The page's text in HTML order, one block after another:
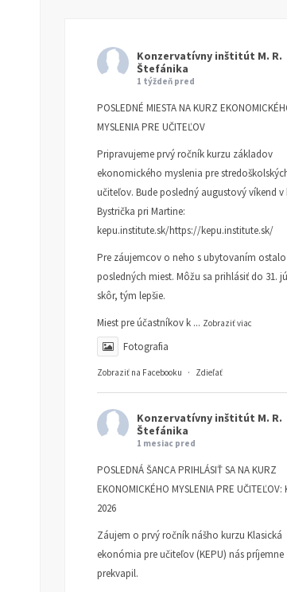
Konzervatívny inštitút M. R.
Štefánika
1 týždeň pred
POSLEDNÉ MIESTA NA KURZ
MYSLENIA PRE UČITEĽOV
Pripravujeme prvý ročník kurzu základov
ekonomického myslenia pre
učiteľov. Bude posledný augustový víkend v
Bystrička pri Martine:
kepu.institute.sk/https://kepu.institute.sk/
Pre záujemcov o neho s ubytovaním
posledných miest. Môžu sa prihlásiť do 31.
skôr, tým lepšie.
Miest pre účastníkov k ... Zobraziť viac
Fotografia
Zobraziť na Facebooku · Zdieľať
Konzervatívny inštitút M. R.
Štefánika
1 mesiac pred
POSLEDNÁ ŠANCA PRIHLÁSIŤ SA NA KURZ
EKONOMICKÉHO MYSLENIA PRE UČITEĽOV:
2026
Záujem o prvý ročník nášho kurzu Klasická
ekonómia pre učiteľov (KEPU) nás príjemne
prekvapil.